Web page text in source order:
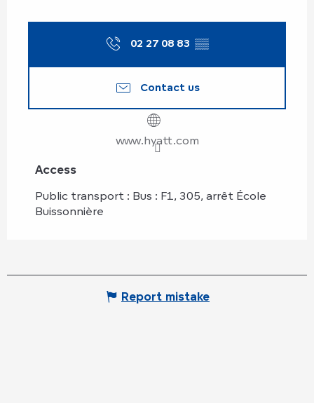
02 27 08 83 ▒▒
Contact us
www.hyatt.com
Access
Access
Public transport : Bus : F1, 305, arrêt École
Buissonnière
Report mistake